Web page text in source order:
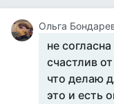
Ольга
не
счастлив
что делаю
это и есть